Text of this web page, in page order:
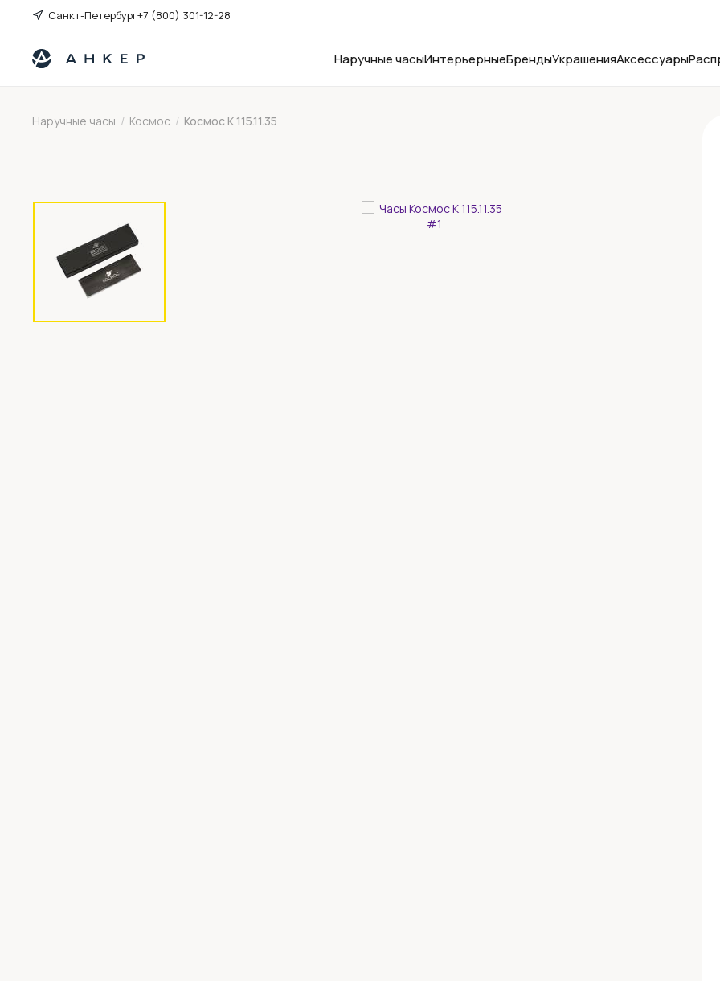
Санкт-Петербург+7 (800) 301-12-28
Наручные часыИнтерьерныеБрендыУкрашенияАксессуары
Наручные часы / Космос / Космос K 115.11.35